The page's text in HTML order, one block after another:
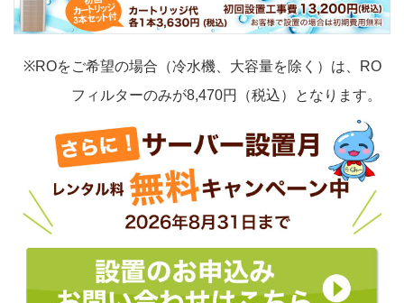
※ROをご希望の場合（冷水機、大容量を除く）は、RO
フィルターのみが8,470円（税込）となります。